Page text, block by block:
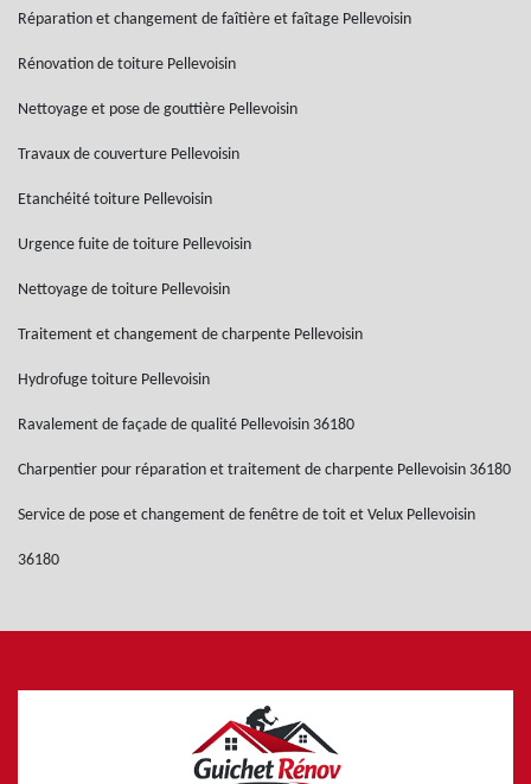
Réparation et changement de faîtière et faîtage Pellevoisin
Rénovation de toiture Pellevoisin
Nettoyage et pose de gouttière Pellevoisin
Travaux de couverture Pellevoisin
Etanchéité toiture Pellevoisin
Urgence fuite de toiture Pellevoisin
Nettoyage de toiture Pellevoisin
Traitement et changement de charpente Pellevoisin
Hydrofuge toiture Pellevoisin
Ravalement de façade de qualité Pellevoisin 36180
Charpentier pour réparation et traitement de charpente Pellevoisin 36180
Service de pose et changement de fenêtre de toit et Velux Pellevoisin
36180